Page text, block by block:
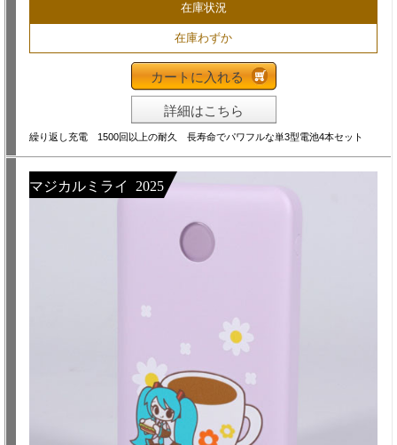
在庫状況
在庫わずか
カートに入れる
詳細はこちら
繰り返し充電 1500回以上の耐久 長寿命でパワフルな単3型電池4本セット
マジカルミライ 2025